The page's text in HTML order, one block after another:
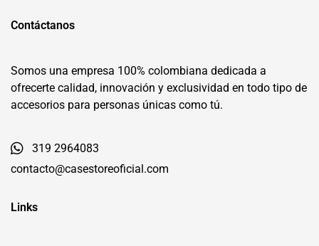
Contáctanos
Somos una empresa 100% colombiana dedicada a
ofrecerte calidad, innovación y exclusividad en todo tipo de
accesorios para personas únicas como tú.
319 2964083
contacto@casestoreoficial.com
Links